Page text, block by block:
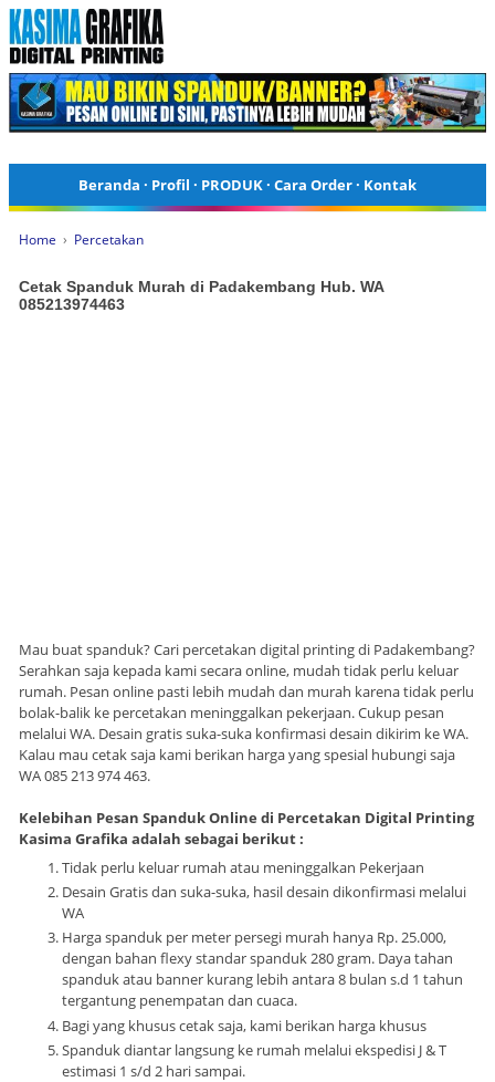
Beranda · Profil · PRODUK· Cara Order· Kontak
Home › Percetakan
Cetak Spanduk Murah di Padakembang Hub. WA
085213974463
Mau buat spanduk? Cari percetakan digital printing di Padakembang?
Serahkan saja kepada kami secara online, mudah tidak perlu keluar
rumah. Pesan online pasti lebih mudah dan murah karena tidak perlu
bolak-balik ke percetakan meninggalkan pekerjaan. Cukup pesan
melalui WA. Desain gratis suka-suka konfirmasi desain dikirim ke WA.
Kalau mau cetak saja kami berikan harga yang spesial hubungi saja
WA 085 213 974 463.
Kelebihan Pesan Spanduk Online di Percetakan Digital Printing
Kasima Grafika adalah sebagai berikut :
Tidak perlu keluar rumah atau meninggalkan Pekerjaan
Desain Gratis dan suka-suka, hasil desain dikonfirmasi melalui
WA
Harga spanduk per meter persegi murah hanya Rp. 25.000,
dengan bahan flexy standar spanduk 280 gram. Daya tahan
spanduk atau banner kurang lebih antara 8 bulan s.d 1 tahun
tergantung penempatan dan cuaca.
Bagi yang khusus cetak saja, kami berikan harga khusus
Spanduk diantar langsung ke rumah melalui ekspedisi J & T
estimasi 1 s/d 2 hari sampai.